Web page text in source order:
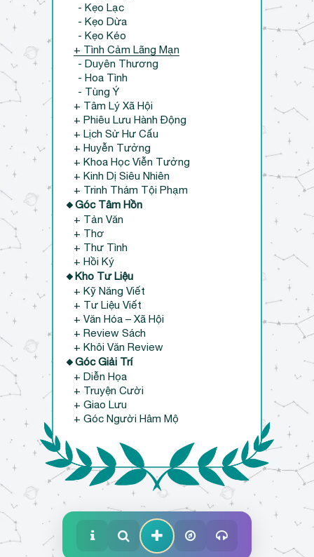
- Kẹo Lạc
- Kẹo Dừa
- Kẹo Kéo
+ Tình Cảm Lãng Mạn
- Duyên Thương
- Hoa Tình
- Tùng Ý
+ Tâm Lý Xã Hội
+ Phiêu Lưu Hành Động
+ Lịch Sử Hư Cấu
+ Huyễn Tưởng
+ Khoa Học Viễn Tưởng
+ Kinh Dị Siêu Nhiên
+ Trinh Thám Tội Phạm
🔸Góc Tâm Hồn
+ Tản Văn
+ Thơ
+ Thư Tình
+ Hồi Ký
🔸Kho Tư Liệu
+ Kỹ Năng Viết
+ Tư Liệu Viết
+ Văn Hóa – Xã Hội
+ Review Sách
+ Khôi Văn Review
🔸Góc Giải Trí
+ Diễn Họa
+ Truyện Cười
+ Giao Lưu
+ Góc Người Hâm Mộ